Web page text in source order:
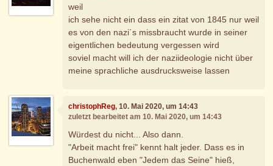
weil
ich sehe nicht ein dass ein zitat von 1845 nur weil
es von den nazi´s missbraucht wurde in seiner
eigentlichen bedeutung vergessen wird
soviel macht will ich der naziideologie nicht über
meine sprachliche ausdrucksweise lassen
christophReg, 10. Mai 2020, um 14:43
zuletzt bearbeitet am 10. Mai 2020, um 14:43
Würdest du nicht... Also dann.
"Arbeit macht frei" kennt halt jeder. Dass es in
Buchenwald eben "Jedem das Seine" hieß,